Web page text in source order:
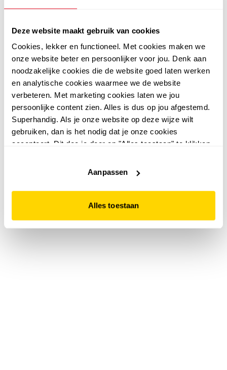
Deze website maakt gebruik van cookies
Cookies, lekker en functioneel. Met cookies maken we
onze website beter en persoonlijker voor jou. Denk aan
noodzakelijke cookies die de website goed laten werken
en analytische cookies waarmee we de website
verbeteren. Met marketing cookies laten we jou
persoonlijke content zien. Alles is dus op jou afgestemd.
Superhandig. Als je onze website op deze wijze wilt
gebruiken, dan is het nodig dat je onze cookies
accepteert. Dit doe je door op "Alles toestaan" te klikken.
website niet optimaal functioneert.
Aanpassen
Alles toestaan